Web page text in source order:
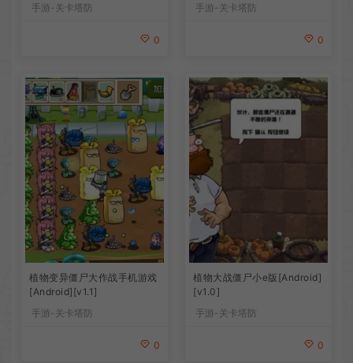
手游-关卡塔防
0
手游-关卡塔防
0
植物变异僵尸大作战手机游戏
[Android][v1.1]
手游-关卡塔防
0
植物大战僵尸小e版[Android]
[v1.0]
手游-关卡塔防
0